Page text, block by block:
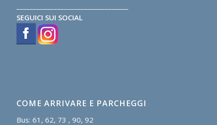
SEGUICI SUI SOCIAL
COME ARRIVARE E PARCHEGGI
Bus: 61, 62, 73 , 90, 92